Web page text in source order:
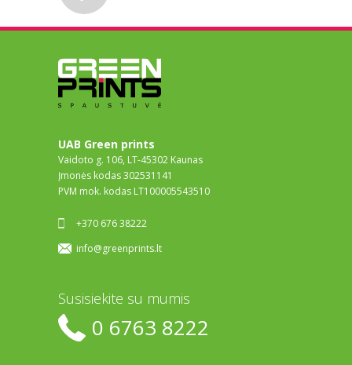
UAB Green prints
Vaidoto g. 106, LT-45302 Kaunas
Įmonės kodas 302531141
PVM mok. kodas LT100005543510
+370 676 38222
info@greenprints.lt
Susisiekite su mumis
0 6763 8222